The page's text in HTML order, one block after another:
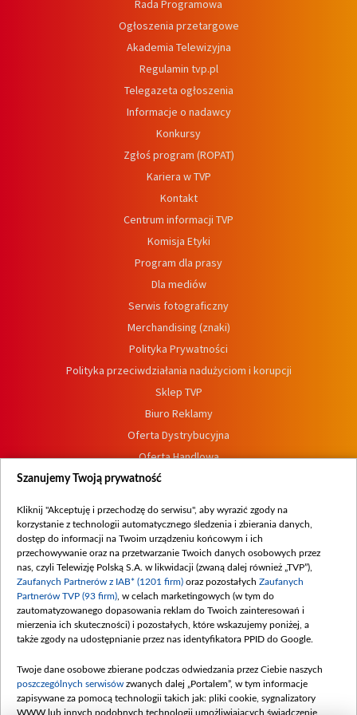
Rada Programowa
Ogłoszenia przetargowe
Akademia Telewizyjna
Regulamin tvp.pl
Telegazeta ogłoszenia
Informacje o nadawcy
Konkursy
Zgłoś program (ROPAT)
Kariera w TVP
Kontakt
Centrum informacji TVP
Komisja Etyki
Program dla prasy
Dla mediów
Serwis fotograficzny
Merchandising (znaki)
Polityka Prywatności
Polityka przeciwdziałania nadużyciom i korupcji
Sklep TVP
Biuro Reklamy
Oferta Dystrybucyjna
Oferta Handlowa
Dostępność
Procedura zgłoszeń wewnętrznych
Szanujemy Twoją prywatność
Kliknij "Akceptuję i przechodzę do serwisu", aby wyrazić zgody na
korzystanie z technologii automatycznego śledzenia i zbierania danych,
dostęp do informacji na Twoim urządzeniu końcowym i ich
przechowywanie oraz na przetwarzanie Twoich danych osobowych przez
nas, czyli Telewizję Polską S.A. w likwidacji (zwaną dalej również „TVP”),
Zaufanych Partnerów z IAB* (1201 firm) oraz pozostałych Zaufanych
Partnerów TVP (93 firm) , w celach marketingowych (w tym do
zautomatyzowanego dopasowania reklam do Twoich zainteresowań i
mierzenia ich skuteczności) i pozostałych, które wskazujemy poniżej, a
także zgody na udostępnianie przez nas identyfikatora PPID do Google.
Twoje dane osobowe zbierane podczas odwiedzania przez Ciebie naszych
poszczególnych serwisów zwanych dalej „Portalem”, w tym informacje
zapisywane za pomocą technologii takich jak: pliki cookie, sygnalizatory
WWW lub innych podobnych technologii umożliwiających świadczenie